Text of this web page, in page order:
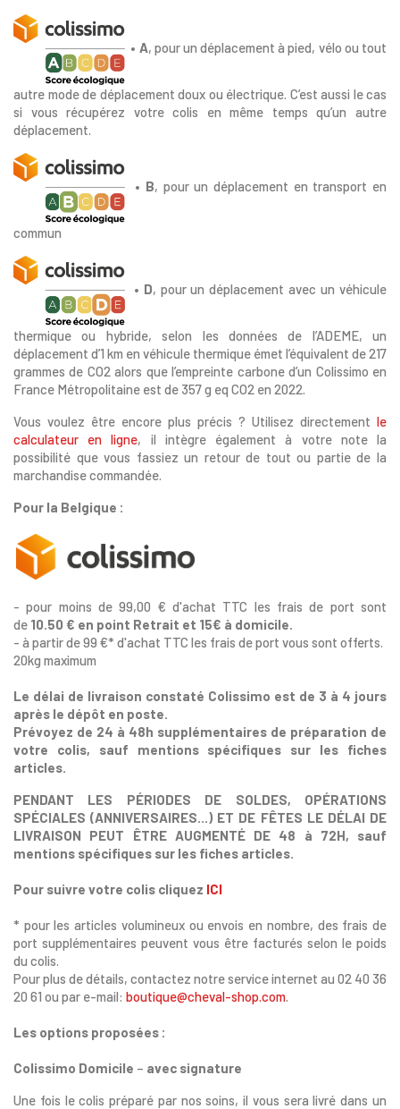
• A, pour un déplacement à pied, vélo ou tout
autre mode de déplacement doux ou électrique. C’est aussi le cas
si vous récupérez votre colis en même temps qu’un autre
déplacement.
• B, pour un déplacement en transport en
commun
• D, pour un déplacement avec un véhicule
thermique ou hybride, selon les données de l’ADEME, un
déplacement d’1 km en véhicule thermique émet l’équivalent de 217
grammes de CO2 alors que l’empreinte carbone d’un Colissimo en
France Métropolitaine est de 357 g eq CO2 en 2022.
Vous voulez être encore plus précis ? Utilisez directement le
calculateur en ligne, il intègre également à votre note la
possibilité que vous fassiez un retour de tout ou partie de la
marchandise commandée.
Pour la Belgique :
- pour moins de 99,00 € d'achat TTC les frais de port sont
de 10.50 € en point Retrait et 15€ à domicile.
- à partir de 99 €* d'achat TTC les frais de port vous sont offerts.
20kg maximum
Le délai de livraison constaté Colissimo est de 3 à 4 jours
après le dépôt en poste.
Prévoyez de 24 à 48h supplémentaires de préparation de
votre colis, sauf mentions spécifiques sur les fiches
articles.
PENDANT LES PÉRIODES DE SOLDES, OPÉRATIONS
SPÉCIALES (ANNIVERSAIRES...) ET DE FÊTES LE DÉLAI DE
LIVRAISON PEUT ÊTRE AUGMENTÉ DE 48 à 72H, sauf
mentions spécifiques sur les fiches articles.
Pour suivre votre colis cliquez ICI
* pour les articles volumineux ou envois en nombre, des frais de
port supplémentaires peuvent vous être facturés selon le poids
du colis.
Pour plus de détails, contactez notre service internet au 02 40 36
20 61 ou par e-mail: boutique@cheval-shop.com.
Les options proposées :
Colissimo Domicile – avec signature
Une fois le colis préparé par nos soins, il vous sera livré dans un
Vous devez être connecté pour enregistrer des